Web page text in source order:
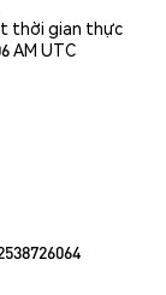
thời gian thực
AM UTC